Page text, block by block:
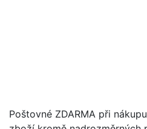
Poštovné ZDARMA při